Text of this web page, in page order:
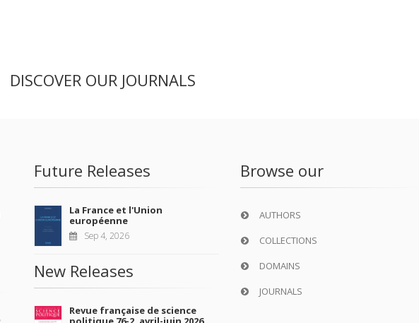
DISCOVER OUR JOURNALS
Future Releases
La France et l'Union
européenne
Sep 4, 2026
New Releases
Revue française de science
Browse our
AUTHORS
COLLECTIONS
DOMAINS
JOURNALS